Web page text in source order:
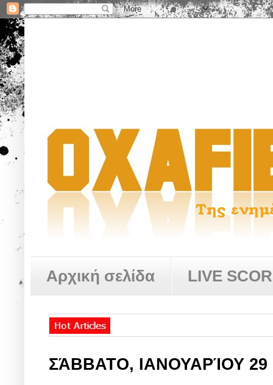
Αρχική σελίδα LIVE
ΣΆΒΒΑΤΟ, ΙΑΝΟΥΑΡΊΟΥ 29